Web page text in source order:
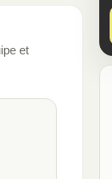
et